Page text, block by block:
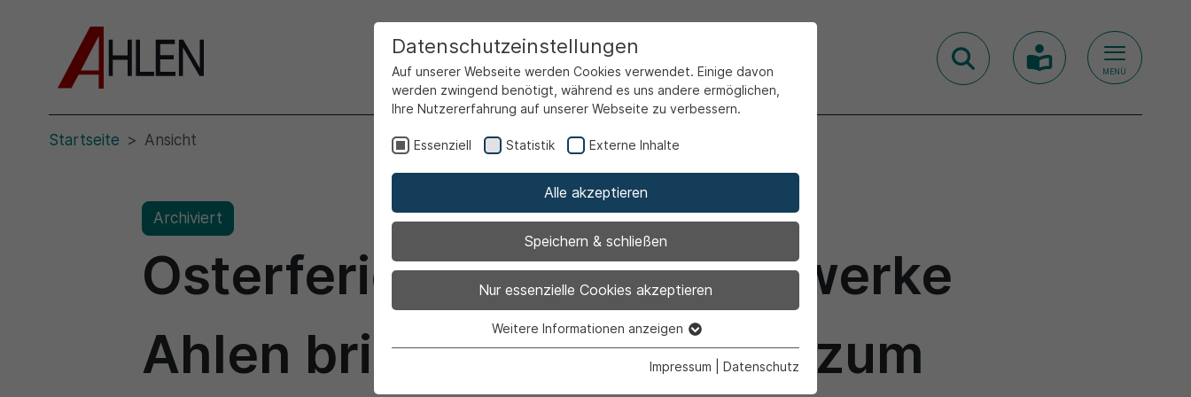
MENÜ
Startseite Ansicht
Archiviert
Osterferienkino der Stadtwerke
Ahlen bringt Kinderaugen zum
Datenschutzeinstellungen
Auf unserer Webseite werden Cookies verwendet. Einige davon
werden zwingend benötigt, während es uns andere ermöglichen,
Ihre Nutzererfahrung auf unserer Webseite zu verbessern.
Essenziell Statistik Externe Inhalte
Alle akzeptieren
Speichern & schließen
Nur essenzielle Cookies akzeptieren
Essenzielle Cookies werden für grundlegende Funktionen der
Weitere Informationen anzeigen
Impressum Datenschutz